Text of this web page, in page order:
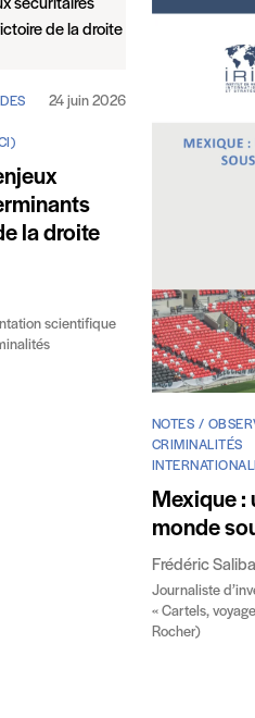
24 juin 2026
la droite
scientifique
NOTES /
CRIMINALITÉS
Mexique :
monde
Frédéric Saliba
Journaliste
« Cartels,
Rocher)